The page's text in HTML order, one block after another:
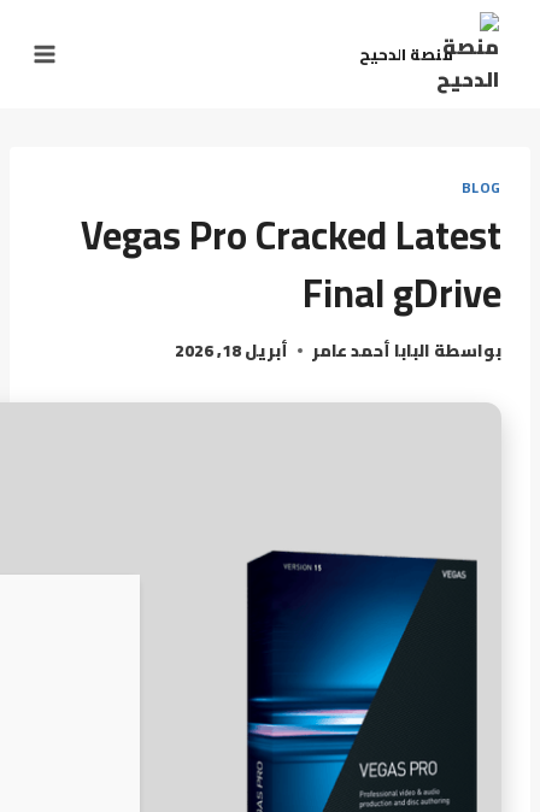
منصة الدحيح
BLOG
Vegas Pro Cracked Latest
Final gDrive
بواسطةالبابا أحمد عامر أبريل 18, 2026